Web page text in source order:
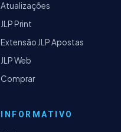
Atualizações
JLP Print
Extensão JLP Apostas
JLP Web
Comprar
INFORMATIVO